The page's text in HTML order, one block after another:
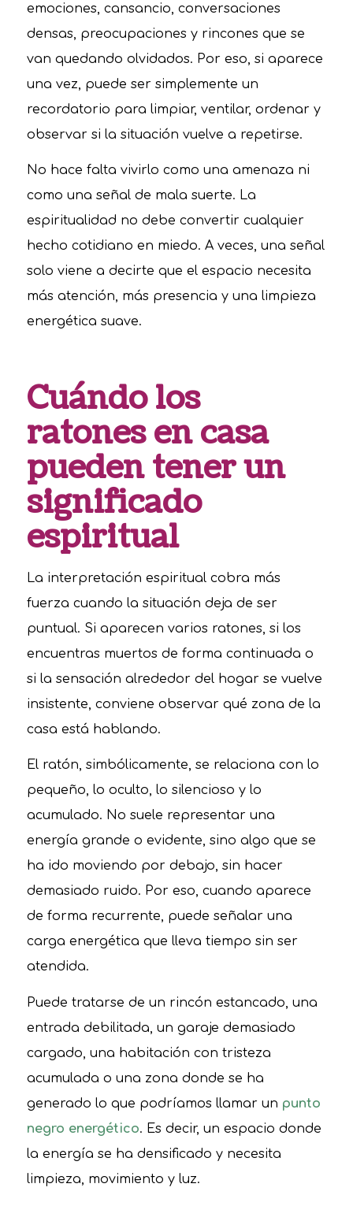
emociones, cansancio, conversaciones
densas, preocupaciones y rincones que se
van quedando olvidados. Por eso, si aparece
una vez, puede ser simplemente un
recordatorio para limpiar, ventilar, ordenar y
observar si la situación vuelve a repetirse.
No hace falta vivirlo como una amenaza ni
como una señal de mala suerte. La
espiritualidad no debe convertir cualquier
hecho cotidiano en miedo. A veces, una señal
solo viene a decirte que el espacio necesita
más atención, más presencia y una limpieza
energética suave.
Cuándo los
ratones en casa
pueden tener un
significado
espiritual
La interpretación espiritual cobra más
fuerza cuando la situación deja de ser
puntual. Si aparecen varios ratones, si los
encuentras muertos de forma continuada o
si la sensación alrededor del hogar se vuelve
insistente, conviene observar qué zona de la
casa está hablando.
El ratón, simbólicamente, se relaciona con lo
pequeño, lo oculto, lo silencioso y lo
acumulado. No suele representar una
energía grande o evidente, sino algo que se
ha ido moviendo por debajo, sin hacer
demasiado ruido. Por eso, cuando aparece
de forma recurrente, puede señalar una
carga energética que lleva tiempo sin ser
atendida.
Puede tratarse de un rincón estancado, una
entrada debilitada, un garaje demasiado
cargado, una habitación con tristeza
acumulada o una zona donde se ha
generado lo que podríamos llamar un punto
negro energético. Es decir, un espacio donde
la energía se ha densificado y necesita
limpieza, movimiento y luz.